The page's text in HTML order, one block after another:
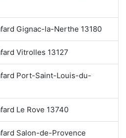
Gignac-la-Nerthe 13180
Vitrolles 13127
Port-Saint-Louis-du-
Le Rove 13740
Salon-de-Provence